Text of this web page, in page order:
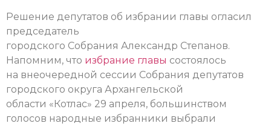
Решение депутатов об избрании главы огласил
председатель
городского Собрания Александр Степанов.
Напомним, что избрание главы состоялось
на внеочередной сессии Собрания депутатов
городского округа Архангельской
области «Котлас» 29 апреля, большинством
голосов народные избранники выбрали